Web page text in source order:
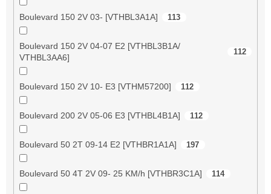
Boulevard 150 2V 03- [VTHBL3A1A] 113
Boulevard 150 2V 04-07 E2 [VTHBL3B1A/
VTHBL3AA6]
112
Boulevard 150 2V 10- E3 [VTHM57200] 112
Boulevard 200 2V 05-06 E3 [VTHBL4B1A] 112
Boulevard 50 2T 09-14 E2 [VTHBR1A1A] 197
Boulevard 50 4T 2V 09- 25 KM/h [VTHBR3C1A] 114